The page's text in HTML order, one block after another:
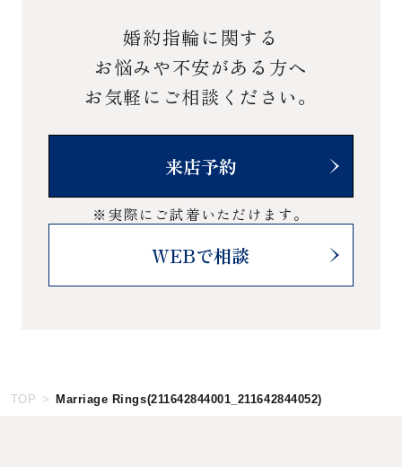
婚約指輪に関する
お悩みや不安がある方へ
お気軽にご相談ください。
来店予約
※実際にご試着いただけます。
WEBで相談
TOP Marriage Rings(211642844001_211642844052)